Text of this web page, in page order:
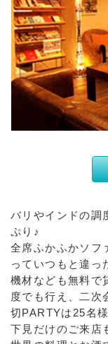
バリやインドの調
ぷり♪
全席ふかふかソフ
っていつもと違っ
機材なども無料で
度でも行え、二次
切PARTYは25名
下見だけのご来店